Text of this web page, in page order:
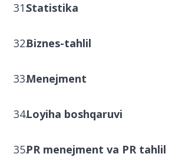
Statistika
Biznes-tahlil
Menejment
Loyiha boshqaruvi
PR menejment va PR tahlil